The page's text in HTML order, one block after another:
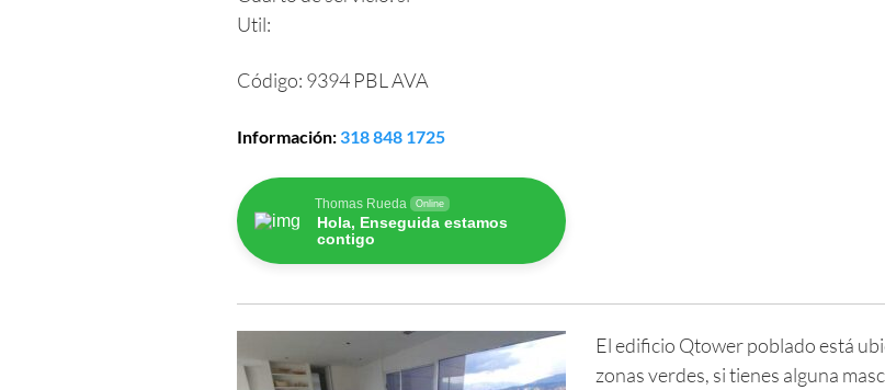
Util:
Código: 9394 PBL AVA
Información: 318 848 1725
Thomas Rueda Online
Hola, Enseguida estamos
contigo
El edificio Qtower poblado está
zonas verdes, si tienes alguna